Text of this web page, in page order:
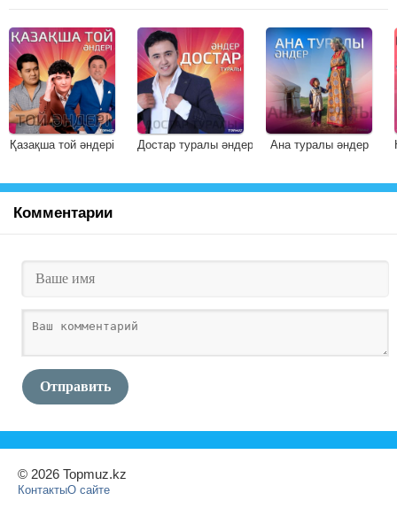
Қазақша той әндері Достар туралы әндер Ана туралы әндер
Комментарии
Отправить
© 2026 Topmuz.kz
КонтактыО сайте